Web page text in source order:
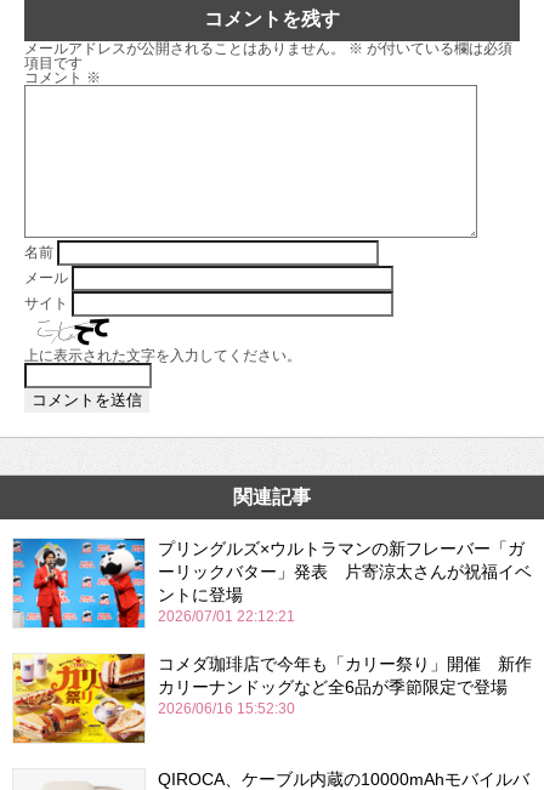
コメントを残す
メールアドレスが公開されることはありません。 ※ が付いている欄は必須
項目です
コメント ※
名前
メール
サイト
上に表示された文字を入力してください。
関連記事
プリングルズ×ウルトラマンの新フレーバー「ガ
ーリックバター」発表 片寄涼太さんが祝福イベ
ントに登場
2026/07/01 22:12:21
コメダ珈琲店で今年も「カリー祭り」開催 新作
カリーナンドッグなど全6品が季節限定で登場
2026/06/16 15:52:30
QIROCA、ケーブル内蔵の10000mAhモバイルバ